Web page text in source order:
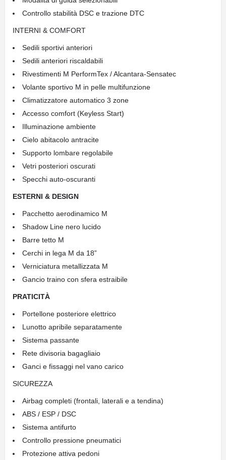
Controllo stabilità DSC e trazione DTC
INTERNI & COMFORT
Sedili sportivi anteriori
Sedili anteriori riscaldabili
Rivestimenti M PerformTex / Alcantara-Sensatec
Volante sportivo M in pelle multifunzione
Climatizzatore automatico 3 zone
Accesso comfort (Keyless Start)
Illuminazione ambiente
Cielo abitacolo antracite
Supporto lombare regolabile
Vetri posteriori oscurati
Specchi auto-oscuranti
ESTERNI & DESIGN
Pacchetto aerodinamico M
Shadow Line nero lucido
Barre tetto M
Cerchi in lega M da 18”
Verniciatura metallizzata M
Gancio traino con sfera estraibile
PRATICITÀ
Portellone posteriore elettrico
Lunotto apribile separatamente
Sistema passante
Rete divisoria bagagliaio
Ganci e fissaggi nel vano carico
SICUREZZA
Airbag completi (frontali, laterali e a tendina)
ABS / ESP / DSC
Sistema antifurto
Controllo pressione pneumatici
Protezione attiva pedoni